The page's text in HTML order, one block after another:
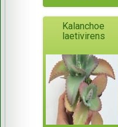
Kalanchoe
laetivirens